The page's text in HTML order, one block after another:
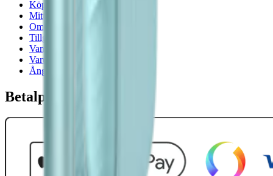
Köpvillkor
Mitt konto
Om Snuset.se
Tillgänglighetsredogörelse
Vanliga frågor
Varumärken
Ånger
Betalpartner